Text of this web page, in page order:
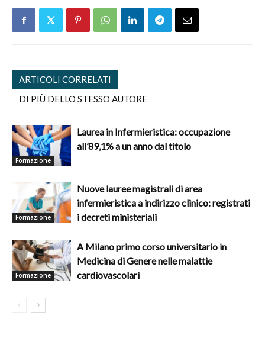
ARTICOLI CORRELATI
DI PIÙ DELLO STESSO AUTORE
Formazione
Laurea in Infermieristica: occupazione
all’89,1% a un anno dal titolo
Formazione
Nuove lauree magistrali di area
infermieristica a indirizzo clinico: registrati
i decreti ministeriali
Formazione
A Milano primo corso universitario in
Medicina di Genere nelle malattie
cardiovascolari